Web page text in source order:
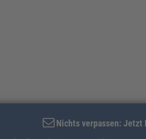
Nichts verpassen: Jetzt